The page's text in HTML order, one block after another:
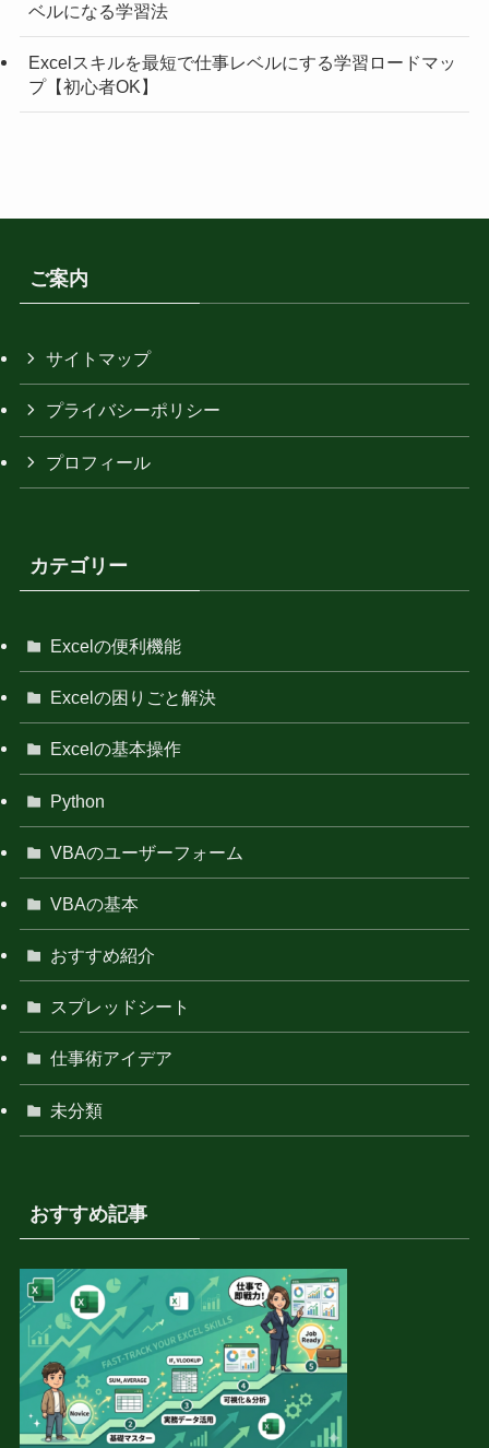
ベルになる学習法
Excelスキルを最短で仕事レベルにする学習ロードマッ
プ【初心者OK】
ご案内
サイトマップ
プライバシーポリシー
プロフィール
カテゴリー
Excelの便利機能
Excelの困りごと解決
Excelの基本操作
Python
VBAのユーザーフォーム
VBAの基本
おすすめ紹介
スプレッドシート
仕事術アイデア
未分類
おすすめ記事